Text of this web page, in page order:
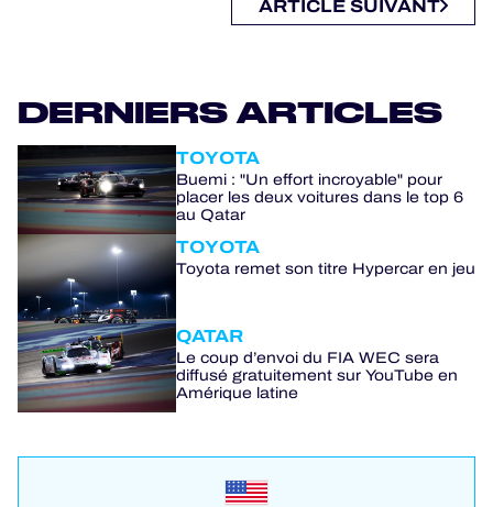
ARTICLE SUIVANT
DERNIERS ARTICLES
TOYOTA
Buemi : "Un effort incroyable" pour
placer les deux voitures dans le top 6
au Qatar
TOYOTA
Toyota remet son titre Hypercar en jeu
QATAR
Le coup d’envoi du FIA WEC sera
diffusé gratuitement sur YouTube en
Amérique latine